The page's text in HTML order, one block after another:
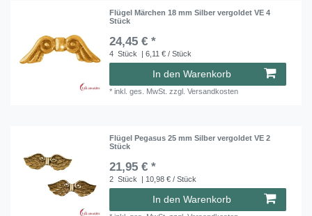
Flügel Märchen 18 mm Silber vergoldet VE 4
Stück
24,45 € *
4 Stück | 6,11 € / Stück
In den Warenkorb
*inkl. ges. MwSt. zzgl.Versandkosten
Flügel Pegasus 25 mm Silber vergoldet VE 2
Stück
21,95 € *
2 Stück | 10,98 € / Stück
In den Warenkorb